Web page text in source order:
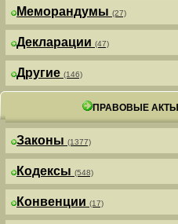
Меморандумы (27)
Декларации (47)
Другие (146)
ПРАВОВЫЕ
Законы (1377)
Кодексы (548)
Конвенции (17)